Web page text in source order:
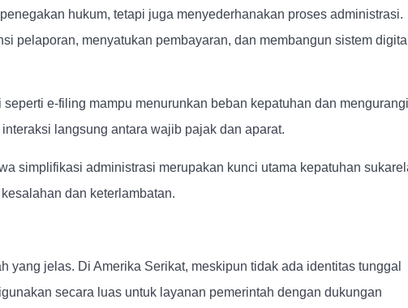
hukum, tetapi juga menyederhanakan proses administrasi.
pelaporan, menyatukan pembayaran, dan membangun sistem digital
e-filing mampu menurunkan beban kepatuhan dan mengurangi
langsung antara wajib pajak dan aparat.
simplifikasi administrasi merupakan kunci utama kepatuhan
dan keterlambatan.
yang jelas. Di Amerika Serikat, meskipun tidak ada identitas tunggal
secara luas untuk layanan pemerintah dengan dukungan